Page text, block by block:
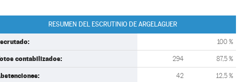
RESUMEN DEL ESCRUTINIO DE ARGELAGUER
100 %
contabilizados: 294 87,5 %
42 12,5 %